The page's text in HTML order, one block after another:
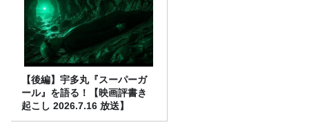
【後編】宇多丸『スーパーガ
ール』を語る！【映画評書き
起こし 2026.7.16 放送】